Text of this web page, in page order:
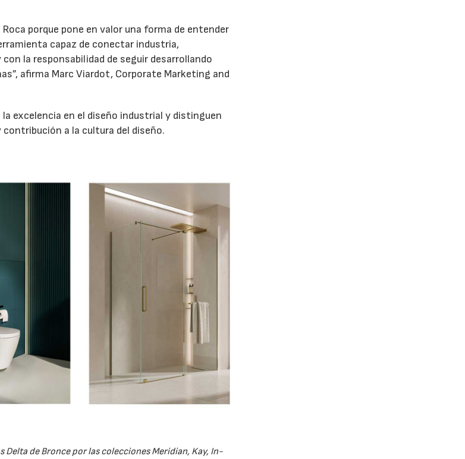
porque pone en valor una forma de entender
capaz de conectar industria,
la responsabilidad de seguir desarrollando
afirma Marc Viardot, Corporate Marketing and
excelencia en el diseño industrial y distinguen
a la cultura del diseño.
de Bronce por las colecciones Meridian, Kay, In-